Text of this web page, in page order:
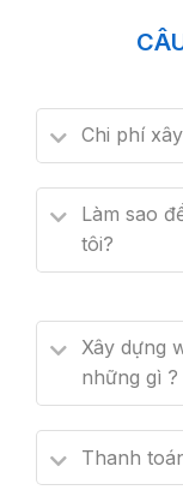
Chi phí
Làm sao
tôi?
Xây dựng
những gì ?
Thanh